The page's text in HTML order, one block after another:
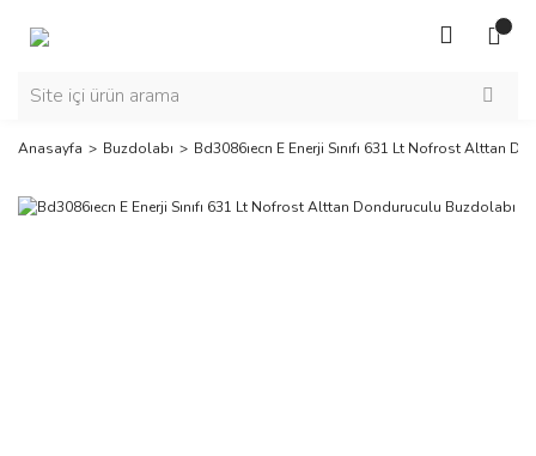
Anasayfa Buzdolabı Bd3086ıecn E Enerji Sınıfı 631 Lt Nofrost Alttan